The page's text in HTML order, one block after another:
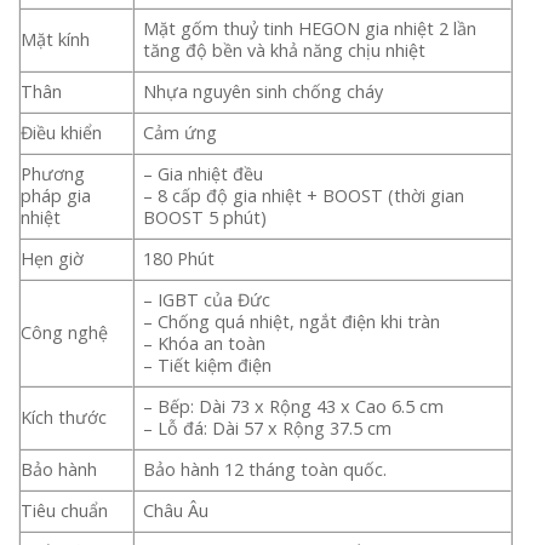
Mặt kính
Mặt gốm thuỷ tinh HEGON gia nhiệt 2 lần
tăng độ bền và khả năng chịu nhiệt
Thân
Nhựa nguyên sinh chống cháy
Điều khiển
Cảm ứng
Phương
pháp gia
nhiệt
– Gia nhiệt đều
– 8 cấp độ gia nhiệt + BOOST (thời gian
BOOST 5 phút)
Hẹn giờ
180 Phút
Công nghệ
– IGBT của Đức
– Chống quá nhiệt, ngắt điện khi tràn
– Khóa an toàn
– Tiết kiệm điện
Kích thước
– Bếp: Dài 73 x Rộng 43 x Cao 6.5 cm
– Lỗ đá: Dài 57 x Rộng 37.5 cm
Bảo hành
Bảo hành 12 tháng toàn quốc.
Tiêu chuẩn
Châu Âu